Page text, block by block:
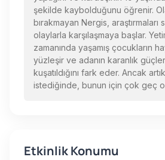
şekilde kaybolduğunu öğrenir.
bırakmayan Nergis, araştırmaları
olaylarla karşılaşmaya başlar.
zamanında yaşamış çocukların
yüzleşir ve adanın karanlık
kuşatıldığını fark eder. Ancak
istediğinde, bunun için çok geç
Etkinlik Konumu